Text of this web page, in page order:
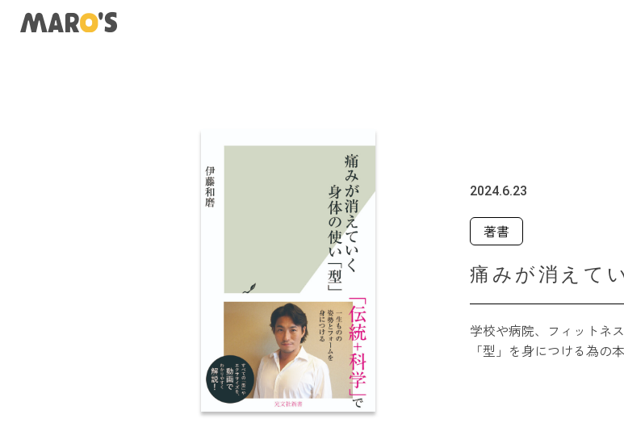
2024.6.23
著書
痛みが消えて
学校や病院、フィットネ
「型」を身につける為の